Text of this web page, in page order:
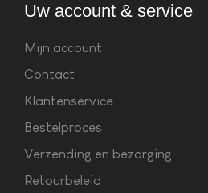
Uw account & service
Mijn account
Contact
Klantenservice
Bestelproces
Verzending en bezorging
Retourbeleid